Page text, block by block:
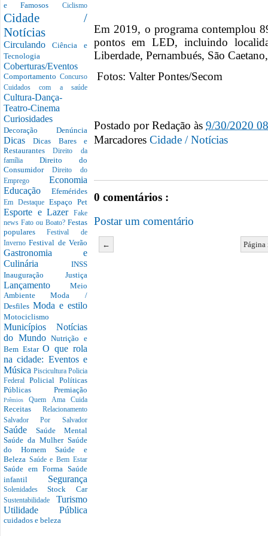
e Famosos Ciclismo
Cidade /
Notícias
CirculandoCiência e
Tecnologia
Coberturas/Eventos
Comportamento Concurso
Cuidados com a saúde
Cultura-Dança-
Teatro-Cinema
Curiosidades
Decoração Denúncia
DicasDicas Bares e
RestaurantesDireito da
família Direito do
Consumidor Direito do
Emprego Economia
Educação Efemérides
Em Destaque Espaço Pet
Esporte e Lazer
Fake
news Fato ou Boato? Festas
popularesFestival de
InvernoFestival de Verão
Gastronomia e
Culinária INSS
Inauguração Justiça
Lançamento Meio
AmbienteModa /
Desfiles Moda e estilo
Motociclismo
Municípios Notícias
do MundoNutrição e
Bem EstarO que rola
na cidade: Eventos e
Música Piscicultura Policia
Federal Policial Políticas
Públicas Premiação
PrêmiosQuem Ama Cuida
Receitas Relacionamento
Salvador Por Salvador
Saúde Saúde Mental
Saúde da Mulher Saúde
do Homem Saúde e
Beleza Saúde e Bem Estar
Saúde em Forma Saúde
infantil Segurança
SolenidadesStock Car
Sustentabilidade Turismo
Utilidade Pública
cuidados e beleza
Em 2019, o programa contemplou
pontos em LED, incluindo
Liberdade, Pernambués, São
Fotos: Valter Pontes/Secom
Postado porRedação às 9/30/2020
Marcadores Cidade / Notícias
0 comentários :
Postar um comentário
←